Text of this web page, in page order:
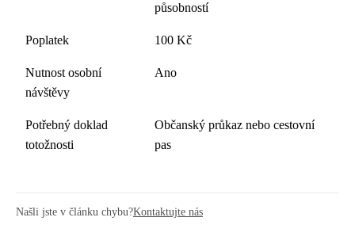
působností
Poplatek 100 Kč
Nutnost osobní
návštěvy
Ano
Potřebný doklad
totožnosti
Občanský průkaz nebo cestovní
pas
Našli jste v článku chybu?Kontaktujte nás